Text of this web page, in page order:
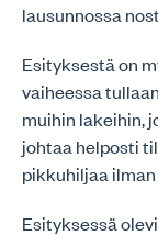
lausunnossa
Esityksestä on
vaiheessa
muihin lakeihin,
johtaa helposti
pikkuhiljaa
Esityksessä